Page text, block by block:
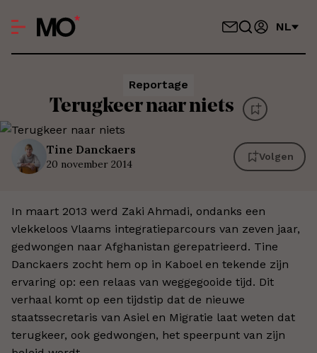
NL
Reportage
Terugkeer naar niets
Tine Danckaers
20 november 2014
Volgen
In maart 2013 werd Zaki Ahmadi, ondanks een
vlekkeloos Vlaams integratieparcours van zeven jaar,
gedwongen naar Afghanistan gerepatrieerd. Tine
Danckaers zocht hem op in Kaboel en tekende zijn
ervaring op: een relaas van weggegooide tijd. Dit
verhaal komt op een tijdstip dat de nieuwe
staatssecretaris van Asiel en Migratie laat weten dat
terugkeer, ook gedwongen, het speerpunt van zijn